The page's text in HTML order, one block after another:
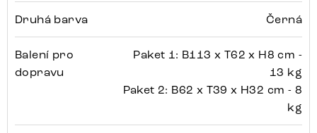
Druhá barva Černá
Balení pro
dopravu
Paket 1: B113 x T62 x H8 cm -
13 kg
Paket 2: B62 x T39 x H32 cm - 8
kg